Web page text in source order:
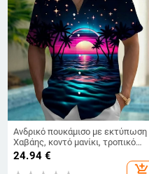
Ανδρικό πουκάμισο με εκτύπωση
Χαβάης, κοντό μανίκι, τροπικό
φλοράλ μοτίβο
24.94 €
add_shopping_cart